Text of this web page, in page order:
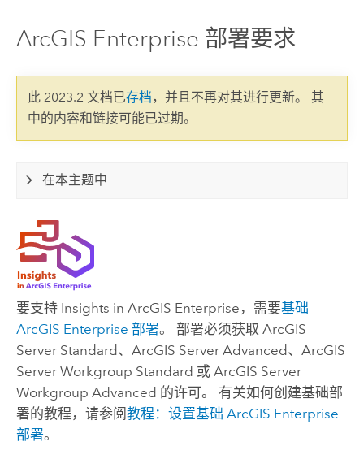
ArcGIS Enterprise 部署要求
此 2023.2 文档已存档，并且不再对其进行更新。 其
中的内容和链接可能已过期。
在本主题中
要支持 Insights in ArcGIS Enterprise ，需要基础
ArcGIS Enterprise 部署。 部署必须获取 ArcGIS
Server Standard、 ArcGIS Server Advanced、 ArcGIS
Server Workgroup Standard 或 ArcGIS Server
Workgroup Advanced 的许可。 有关如何创建基础部
署的教程，请参阅教程：设置基础 ArcGIS Enterprise
部署。